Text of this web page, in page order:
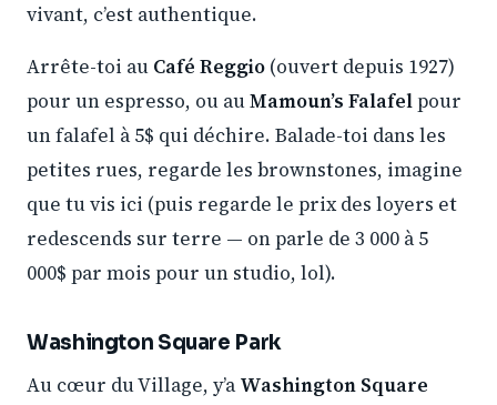
vivant, c’est authentique.
Arrête-toi au Café Reggio (ouvert depuis 1927)
pour un espresso, ou auMamoun’s Falafel pour
un falafel à 5$ qui déchire. Balade-toi dans les
petites rues, regarde les brownstones, imagine
que tu vis ici (puis regarde le prix des loyers et
redescends sur terre — on parle de 3 000 à 5
000$ par mois pour un studio, lol).
Washington Square Park
Au cœur du Village, y’aWashington Square